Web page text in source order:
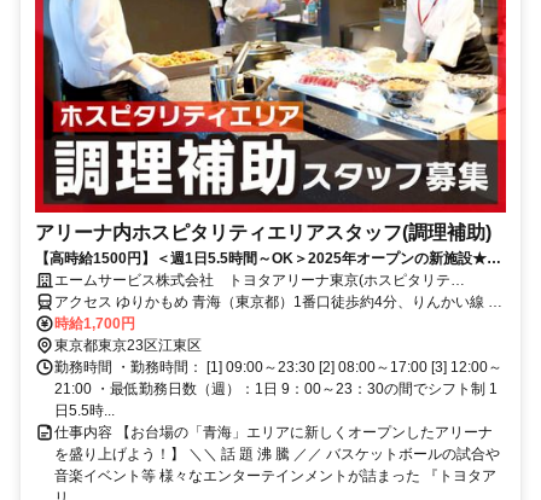
アリーナ内ホスピタリティエリアスタッフ(調理補助)
【高時給1500円】＜週1日5.5時間～OK＞2025年オープンの新施設★未
経験歓迎！家庭との両立◎
エームサービス株式会社 トヨタアリーナ東京(ホスピタリテ
ィ)-7497
アクセス ゆりかもめ 青海（東京都）1番口徒歩約4分、りんかい線 東
京テレポートA口徒歩約8分、ゆりかもめ 東京ビッグサイト（ゆりか
もめ）1番口徒歩約12分
時給1,700円
東京都東京23区江東区
勤務時間 ・勤務時間： [1] 09:00～23:30 [2] 08:00～17:00 [3] 12:00～
21:00 ・最低勤務日数（週）：1日 9：00～23：30の間でシフト制 1
日5.5時...
仕事内容 【お台場の「青海」エリアに新しくオープンしたアリーナ
を盛り上げよう！】 ＼＼ 話 題 沸 騰 ／／ バスケットボールの試合や
音楽イベント等 様々なエンターテインメントが詰まった 『トヨタア